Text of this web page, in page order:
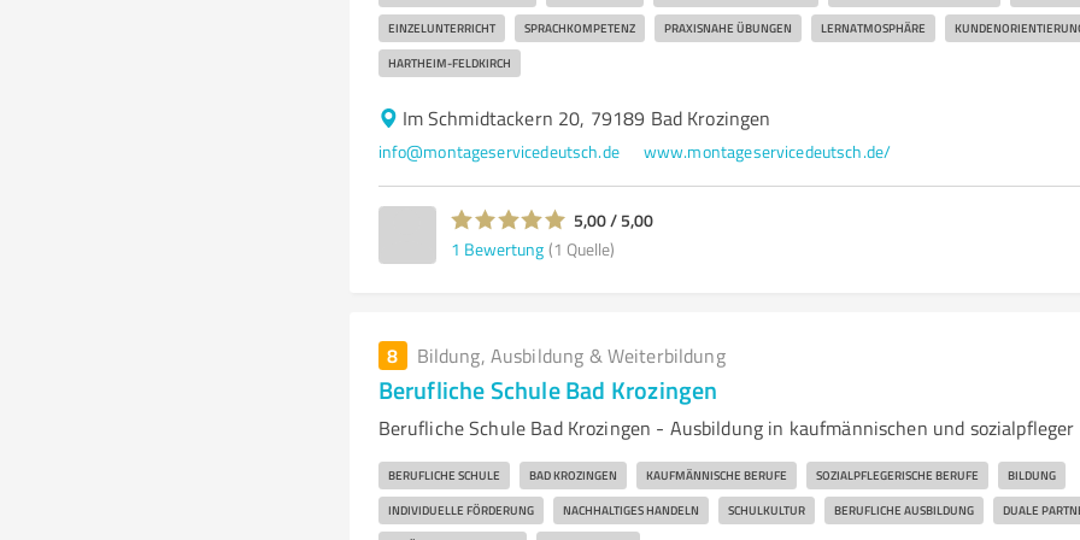
EINZELUNTERRICHT SPRACHKOMPETENZ PRAXISNAHE ÜBUNGEN LERNATMOSPHÄRE
HARTHEIM-FELDKIRCH
Im Schmidtackern 20, 79189 Bad Krozingen
info@montageservicedeutsch.de www.montageservicedeutsch.de/
5,00 / 5,00
1 Bewertung (1 Quelle)
8 Bildung, Ausbildung & Weiterbildung
Berufliche Schule Bad Krozingen
Berufliche Schule Bad Krozingen - Ausbildung in kaufmännischen und sozialpfleger
BERUFLICHE SCHULE BAD KROZINGEN KAUFMÄNNISCHE BERUFE SOZIALPFLEGERISCHE BERUFE BILDUNG
INDIVIDUELLE FÖRDERUNG NACHHALTIGES HANDELN SCHULKULTUR BERUFLICHE AUSBILDUNG DUALE